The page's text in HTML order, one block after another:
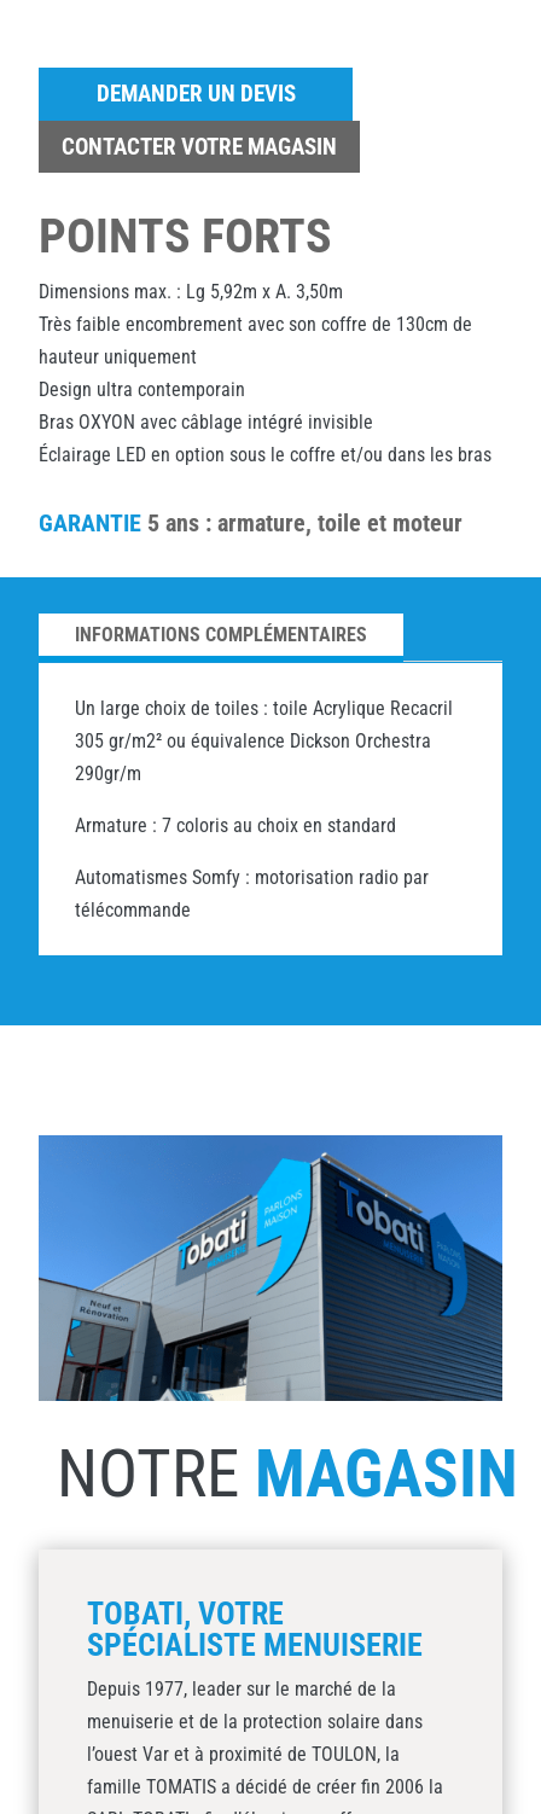
DEMANDER UN DEVIS
CONTACTER VOTRE MAGASIN
POINTS FORTS
Dimensions max. : Lg 5,92m x A. 3,50m
Très faible encombrement avec son coffre de 130cm de
hauteur uniquement
Design ultra contemporain
Bras OXYON avec câblage intégré invisible
Éclairage LED en option sous le coffre et/ou dans les bras
GARANTIE 5 ans : armature, toile et moteur
INFORMATIONS COMPLÉMENTAIRES
Un large choix de toiles : toile Acrylique Recacril
305 gr/m2² ou équivalence Dickson Orchestra
290gr/m
Armature : 7 coloris au choix en standard
Automatismes Somfy : motorisation radio par
télécommande
NOTRE MAGASIN
TOBATI, VOTRE
SPÉCIALISTE MENUISERIE
Depuis 1977, leader sur le marché de la
menuiserie et de la protection solaire dans
l’ouest Var et à proximité de TOULON, la
famille TOMATIS a décidé de créer fin 2006 la